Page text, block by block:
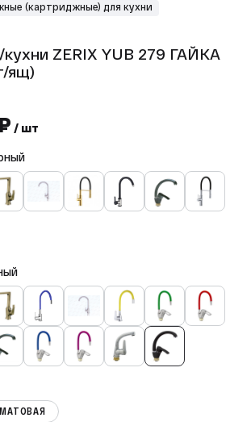
(картриджные) для кухни
ZERIX YUB 279 ГАЙКА
ящ)
/ шт
МАТОВАЯ